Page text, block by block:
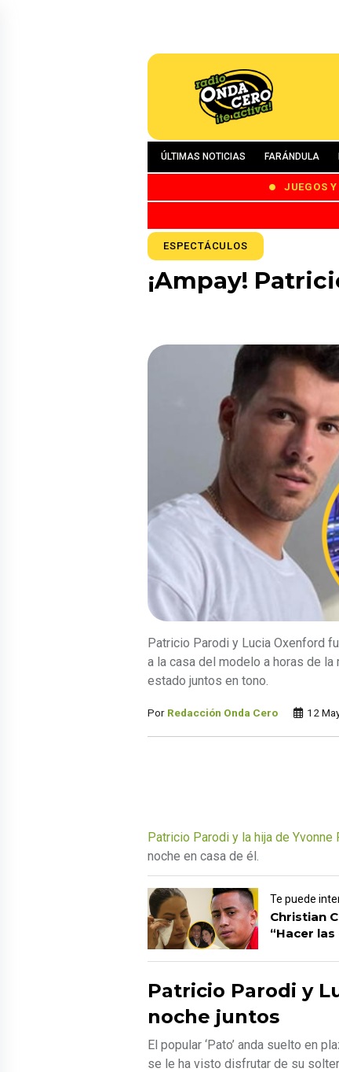
ÚLTIMAS NOTICIAS FARÁNDULA
JUEGOS
ESPECTÁCULOS
¡Ampay!
Patricio Parodi y Lucia Oxenford
a la casa del modelo a horas de la
estado juntos en tono.
Por Redacción Onda Cero 12
Patricio Parodi y la hija de Yvonne
noche en casa de él.
Te puede
Christian
“Hacer
Patricio Parodi y
noche juntos
El popular ‘Pato’ anda suelto en
se le ha visto disfrutar de su